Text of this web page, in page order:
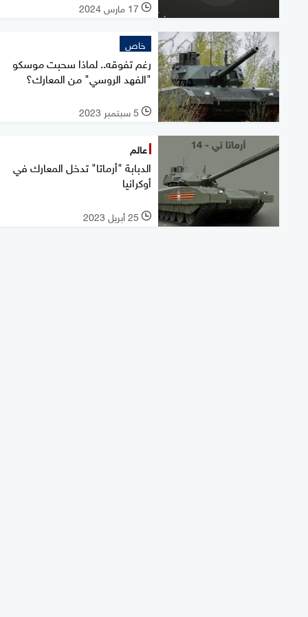
l 17 مارس 2024
خاص
رغم تفوقه.. لماذا سحبت موسكو
"الفهد الروسي" من المعارك؟
l 5 سبتمبر 2023
عالم
الدبابة "أرماتا" تدخل المعارك في
أوكرانيا
l 25 أبريل 2023